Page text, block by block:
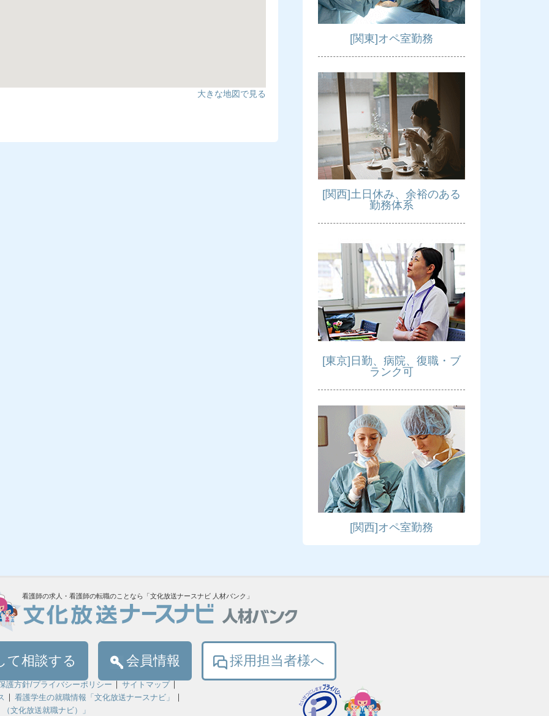
大きな地図で見る
[関東]オペ室勤務
[関西]土日休み、余裕のある
勤務体系
[東京]日勤、病院、復職・ブ
ランク可
[関西]オペ室勤務
看護師の求人・看護師の転職のことなら「文化放送ナースナビ 人材バンク」
て相談する 会員情報 採用担当者様へ
護方針/プライバシーポリシー
サイトマップ
看護学生の就職情報「文化放送ナースナビ」
文化放送就職ナビ）」